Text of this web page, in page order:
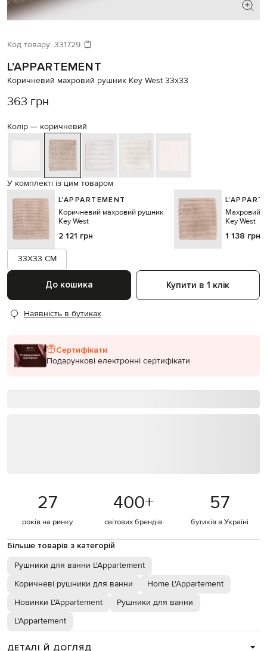
Код товару: 331729
L'APPARTEMENT
Коричневий махровий рушник Key West 33х33
363 грн
Колір — коричневий
У комплекті із цим товаром
L'APPARTEMENT
Коричневий махровий рушник
Key West
2 121 грн
Махровий
Key West
1 138 грн
33X33 CM
До кошика Купити в 1 клік
Наявність в бутиках
Сертифікати
Подарункові електронні сертифікати
27
років на ринку
400+
світових брендів
57
бутиків в Україні
Більше товарів з категорій
Рушники для ванни L'Appartement
Коричневі рушники для ванни
Home L'Appartement
Новинки L'Appartement
Рушники для ванни
L'Appartement
ДЕТАЛІ Й ДОГЛЯД